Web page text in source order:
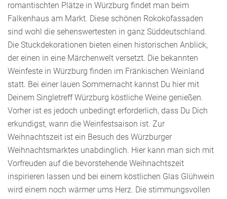
romantischten Plätze in Würzburg findet man beim
Falkenhaus am Markt. Diese schönen Rokokofassaden
sind wohl die sehenswertesten in ganz Süddeutschland.
Die Stuckdekorationen bieten einen historischen Anblick,
der einen in eine Märchenwelt versetzt. Die bekannten
Weinfeste in Würzburg finden im Fränkischen Weinland
statt. Bei einer lauen Sommernacht kannst Du hier mit
Deinem Singletreff Würzburg köstliche Weine genießen.
Vorher ist es jedoch unbedingt erforderlich, dass Du Dich
erkundigst, wann die Weinfestsaison ist. Zur
Weihnachtszeit ist ein Besuch des Würzburger
Weihnachtsmarktes unabdinglich. Hier kann man sich mit
Vorfreuden auf die bevorstehende Weihnachtszeit
inspirieren lassen und bei einem köstlichen Glas Glühwein
wird einem noch wärmer ums Herz. Die stimmungsvollen